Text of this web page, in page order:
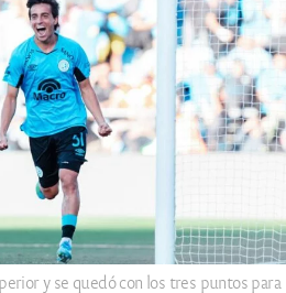
y se quedó con los tres puntos para